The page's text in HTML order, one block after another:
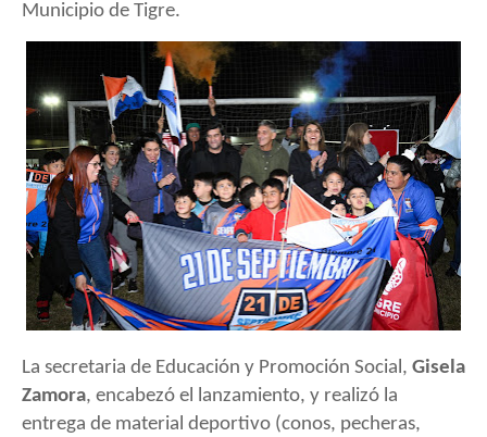
Municipio de Tigre.
La secretaria de Educación y Promoción Social, Gisela
Zamora, encabezó el lanzamiento, y realizó la
entrega de material deportivo (conos, pecheras,